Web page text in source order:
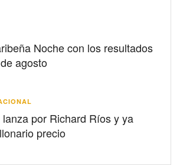
Noche con los resultados
agosto
por Richard Ríos y ya
precio